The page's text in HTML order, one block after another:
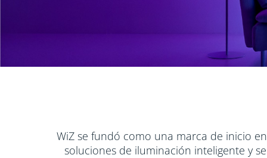
WiZ se fundó como una marca de inicio
soluciones de iluminación inteligente y